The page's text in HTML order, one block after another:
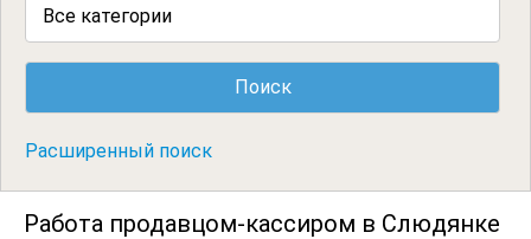
Все категории
Расширенный поиск
Работа продавцом-кассиром в Слюдянке